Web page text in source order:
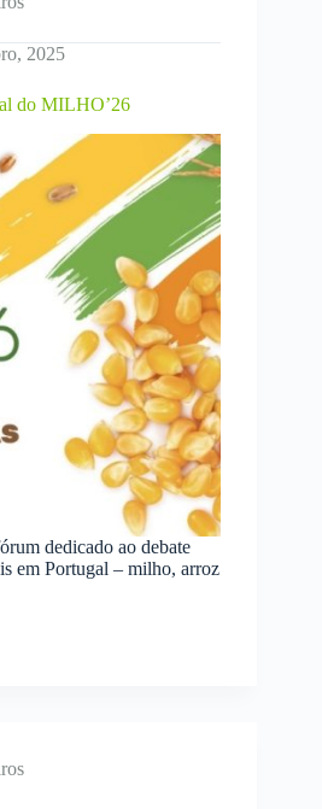
2025
do MILHO’26
dedicado ao debate
em Portugal – milho, arroz